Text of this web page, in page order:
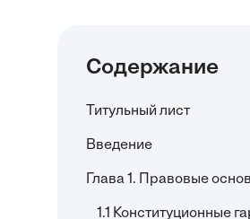
Содержание
Титульный лист
Введение
Глава 1. Правовые
1.1 Конституционные